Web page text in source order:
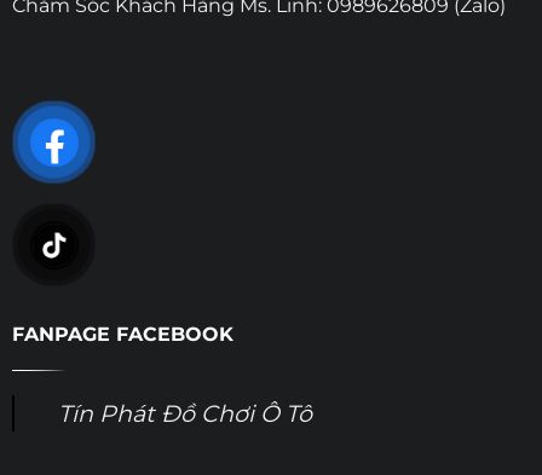
Chăm Sóc Khách Hàng Ms. Linh: 0989626809 (Zalo)
FANPAGE FACEBOOK
Tín Phát Đồ Chơi Ô Tô